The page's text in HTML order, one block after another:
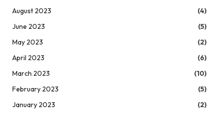
August 2023
(4)
June 2023
(5)
May 2023
(2)
April 2023
(6)
March 2023
(10)
February 2023
(5)
January 2023
(2)